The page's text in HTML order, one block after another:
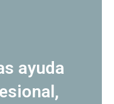
ayuda